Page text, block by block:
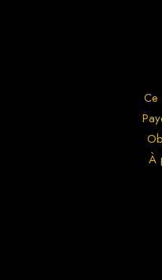
Ce
À